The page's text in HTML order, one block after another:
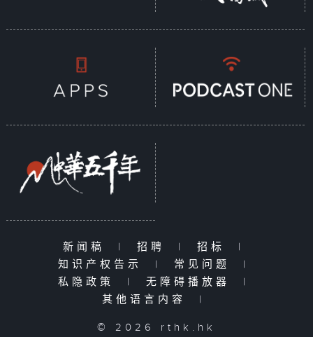
新闻稿 | 招聘 | 招标
|
知识产权告示
| 常见问题
|
私隐政策
| 无障碍播放器
|
其他语言内容
|
© 2026 rthk.hk